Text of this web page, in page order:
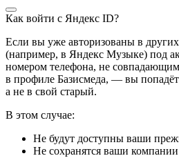
Как войти с Яндекс ID?
Если вы уже авторизованы в
(например, в Яндекс Музыке) под
номером телефона, не
в профиле Базисмеда, — вы
а не в свой старый.
В этом случае:
Не будут доступны ваши
Не сохранятся ваши